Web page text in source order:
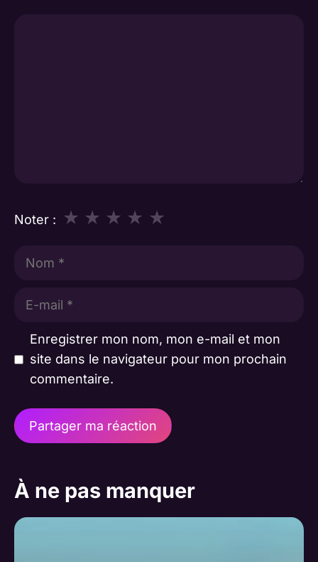
Noter : ★
★
★
★
★
Enregistrer mon nom, mon e-mail et mon
site dans le navigateur pour mon prochain
commentaire.
t
e
À ne pas manquer